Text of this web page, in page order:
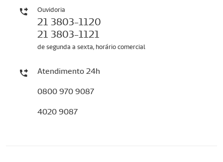
Ouvidoria
21 3803-1120
21 3803-1121
de segunda a sexta, horário comercial
Atendimento 24h
0800 970 9087
4020 9087